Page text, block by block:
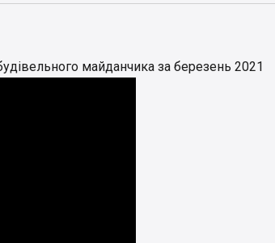
майданчика за березень 2021